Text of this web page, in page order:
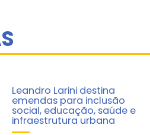
Leandro Larini destina
emendas para inclusão
social, educação, saúde e
infraestrutura urbana